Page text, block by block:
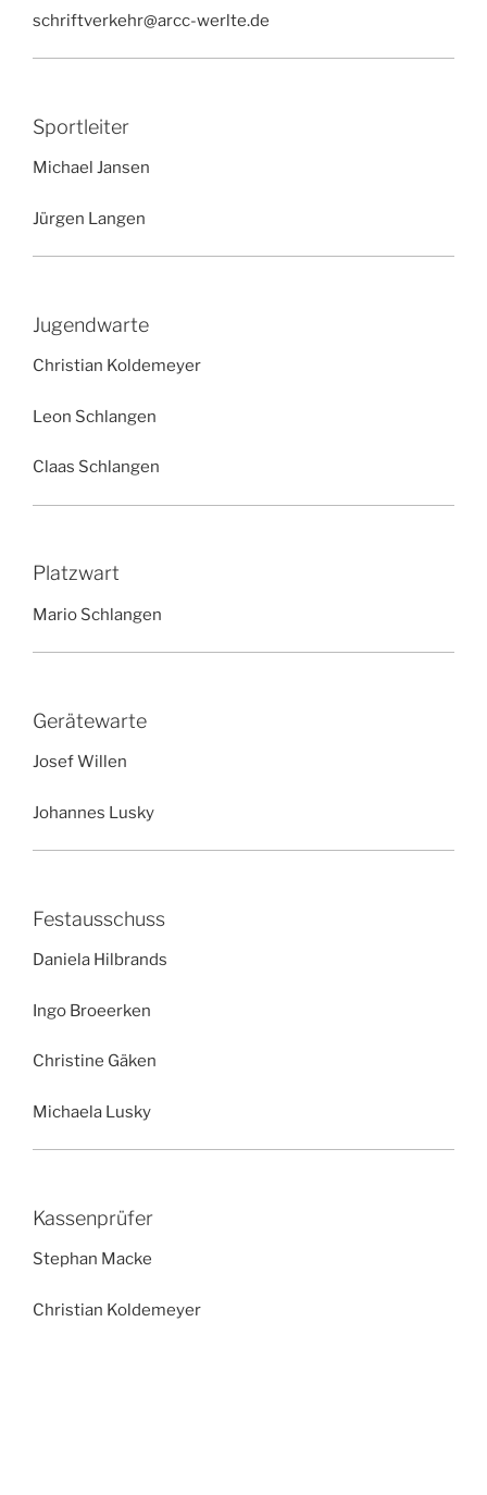
schriftverkehr@arcc-werlte.de
Sportleiter
Michael Jansen
Jürgen Langen
Jugendwarte
Christian Koldemeyer
Leon Schlangen
Claas Schlangen
Platzwart
Mario Schlangen
Gerätewarte
Josef Willen
Johannes Lusky
Festausschuss
Daniela Hilbrands
Ingo Broeerken
Christine Gäken
Michaela Lusky
Kassenprüfer
Stephan Macke
Christian Koldemeyer